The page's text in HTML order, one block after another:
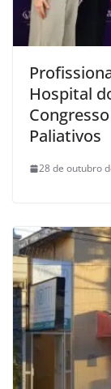
Hospital
Paliativos
28 de outubro